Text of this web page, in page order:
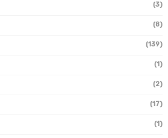
(3)
(8)
(139)
(1)
(2)
(17)
(1)